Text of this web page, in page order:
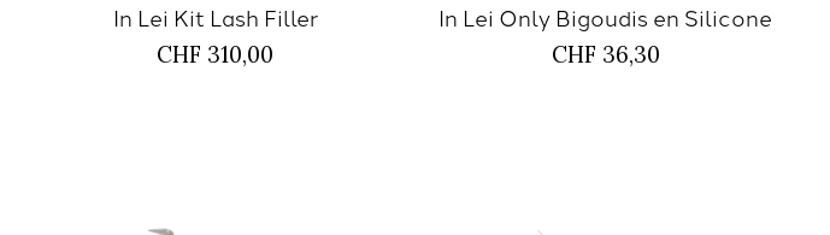
In Lei Kit Lash Filler
CHF 310,00
In Lei Only Bigoudis en Silicone
CHF 36,30